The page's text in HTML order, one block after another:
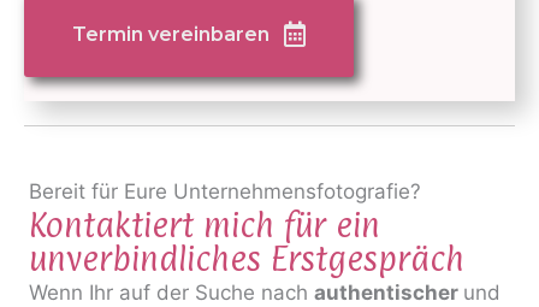
Termin vereinbaren
Bereit für Eure Unternehmensfotografie?
Kontaktiert mich für ein
unverbindliches Erstgespräch
Wenn Ihr auf der Suche nach authentischer und